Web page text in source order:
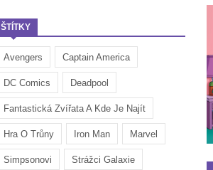
ŠTÍTKY
Avengers Captain America
DC Comics Deadpool
Fantastická Zvířata A Kde Je Najít
Hra O Trůny Iron Man Marvel
Simpsonovi Strážci Galaxie